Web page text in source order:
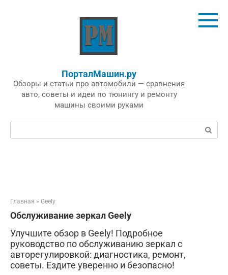
ПорталМашин.ру
Обзоры и статьи про автомобили — сравнения
авто, советы и идеи по тюнингу и ремонту
машины своими руками
Поиск:
Главная » Geely
Обслуживание зеркал Geely
Улучшите обзор в Geely! Подробное
руководство по обслуживанию зеркал с
авторегулировкой: диагностика, ремонт,
советы. Ездите уверенно и безопасно!